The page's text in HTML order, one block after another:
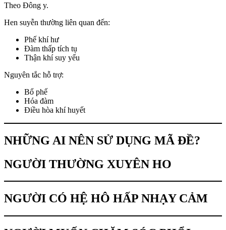
Theo Đông y.
Hen suyễn thường liên quan đến:
Phế khí hư
Đàm thấp tích tụ
Thận khí suy yếu
Nguyên tắc hỗ trợ:
Bổ phế
Hóa đàm
Điều hòa khí huyết
NHỮNG AI NÊN SỬ DỤNG MÃ ĐỀ?
NGƯỜI THƯỜNG XUYÊN HO
NGƯỜI CÓ HỆ HÔ HẤP NHẠY CẢM